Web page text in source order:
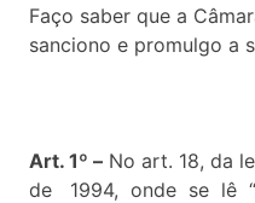
Faço saber que a
sanciono e promulgo a
Art. 1º – No art. 18, da
de 1994, onde se lê